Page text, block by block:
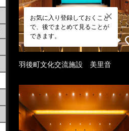
お気に入り登録しておくこと
で、後でまとめて見ることが
できます。
羽後町文化交流施設 美里音